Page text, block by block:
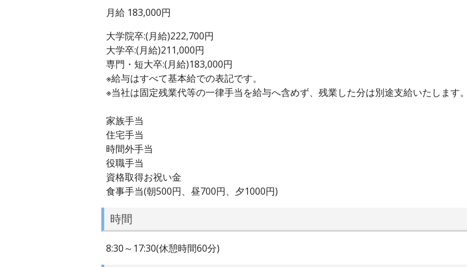
月給 183,000円
大学院卒:(月給)222,700円
大学卒:(月給)211,000円
専門・短大卒:(月給)183,000円
※給与はすべて基本給での表記です。
※当社は固定残業代等の一律手当を給与へ含めず、残業した分は別途支給いたします。
家族手当
住宅手当
時間外手当
役職手当
資格取得お祝い金
食事手当(朝500円、昼700円、夕1000円)
時間
8:30～17:30(休憩時間60分)